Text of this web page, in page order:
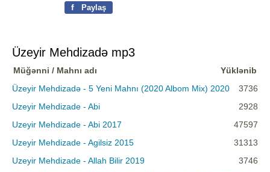
f Paylaş
Üzeyir Mehdizadə mp3
Müğənni / Mahnı adı
Yüklənib
Üzeyir Mehdizadə - 5 Yeni Mahnı (2020 Albom Mix) 2020
3736
Uzeyir Mehdizade - Abi
2928
Uzeyir Mehdizade - Abi 2017
47597
Uzeyir Mehdizade - Agilsiz 2015
31313
Uzeyir Mehdizade - Allah Bilir 2019
3746